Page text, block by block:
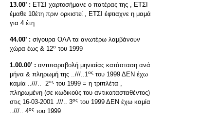
13.00’ : ΕΤΣΙ χαρτοσήμανε ο πατέρας της , ΕΤΣΙ
έμαθε 10έτη πριν ορκιστεί , ΕΤΣΙ έφτιαχνε η μαμά
για 4 έτη
44.00’ : σίγουρα ΟΛΑ τα ανωτέρω λαμβάνουν
χώρα έως & 12ο του 1999
1.00.00’ : αντιπαραβολή μηνιαίας κατάσταση ανά
μήνα & πληρωμή της ..///..1ος του 1999 ΔΕΝ έχω
καμία ..///.. 2ος του 1999 = η τριπλέτα ,
πληρωμένη (σε κωδικούς του αντικατασταθέντος)
στις 16-03-2001 .///.. 3ος του 1999 ΔΕΝ έχω καμία
..///.. 4ος του 1999